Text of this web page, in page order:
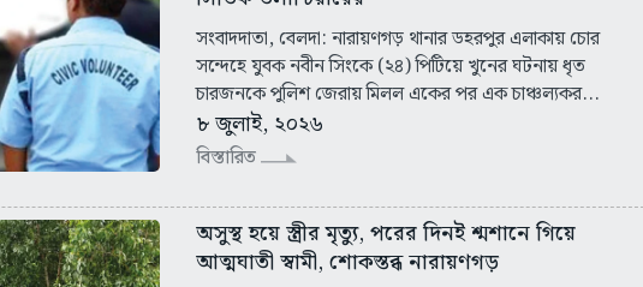
সংবাদদাতা, বেলদা: নারায়ণগড় থানার ডহরপুর এলাকায় চোর
সন্দেহে যুবক নবীন সিংকে (২৪) পিটিয়ে খুনের ঘটনায় ধৃত
চারজনকে পুলিশ জেরায় মিলল একের পর এক চাঞ্চল্যকর...
৮ জুলাই, ২০২৬
বিস্তারিত
অসুস্থ হয়ে স্ত্রীর মৃত্যু, পরের দিনই শ্মশানে গিয়ে
আত্মঘাতী স্বামী, শোকস্তব্ধ নারায়ণগড়